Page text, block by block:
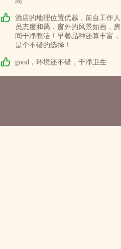
酒店的地理位置优越，前台工作人
员态度和蔼，窗外的风景如画，房
间干净整洁！早餐品种还算丰富，
是个不错的选择！
good，环境还不错，干净卫生